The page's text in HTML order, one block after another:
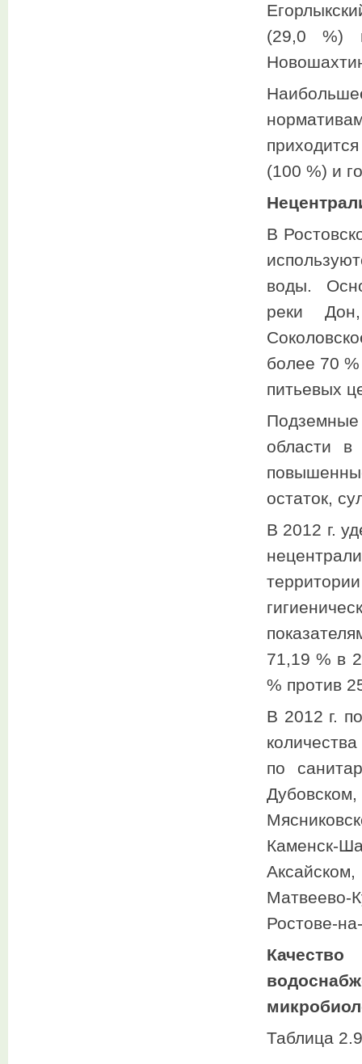
(29,0 %)
(100 %) и
В
воды.
реки
более 70
питьевых
области в
остаток,
В 2012 г.
71,19 % в
% против
В 2012 г.
по
Каменск-
Матвеево-
Ростове-
Таблица 2.9